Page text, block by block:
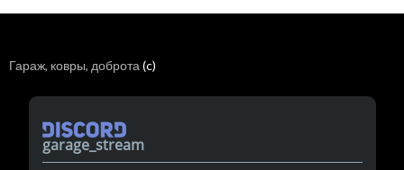
Гараж, ковры, доброта (c)
garage_stream